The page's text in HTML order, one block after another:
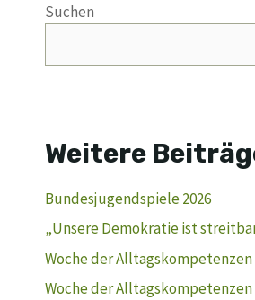
Suchen
Weitere
Bundesjugendspiele 2026
„Unsere Demokratie ist
Woche der Alltagskompetenzen
Woche der Alltagskompetenzen